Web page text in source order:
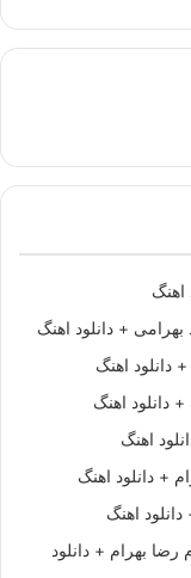
اهنگ
+ دانلود اهنگ
دانلود اهنگ
دانلود اهنگ
اهنگ
+ دانلود اهنگ
اهنگ
رضا بهرام + دانلود